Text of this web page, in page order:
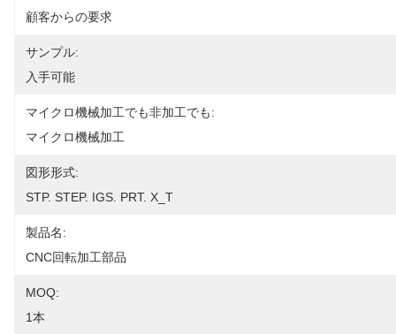
顧客からの要求
サンプル:
入手可能
マイクロ機械加工でも非加工でも:
マイクロ機械加工
図形形式:
STP. STEP. IGS. PRT. X_T
製品名:
CNC回転加工部品
MOQ:
1本